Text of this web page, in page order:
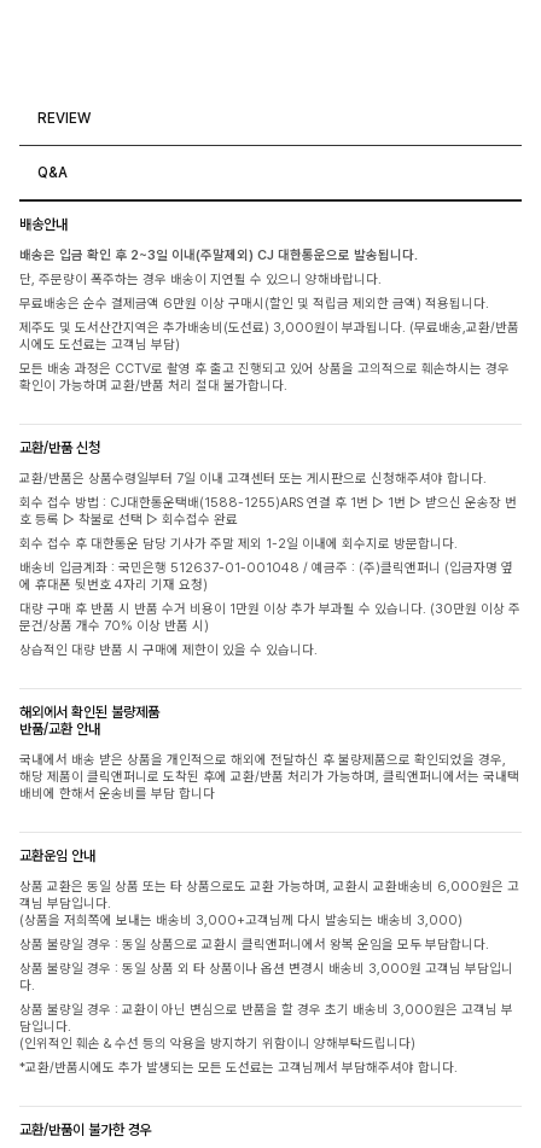
REVIEW
Q&A
배송안내
배송은 입금 확인 후 2~3일 이내(주말제외) CJ 대한통운으로 발송됩니다.
단, 주문량이 폭주하는 경우 배송이 지연될 수 있으니 양해바랍니다.
무료배송은 순수 결제금액 6만원 이상 구매시(할인 및 적립금 제외한 금액) 적용됩니다.
제주도 및 도서산간지역은 추가배송비(도선료) 3,000원이 부과됩니다. (무료배송,교환/반품
시에도 도선료는 고객님 부담)
모든 배송 과정은 CCTV로 촬영 후 출고 진행되고 있어 상품을 고의적으로 훼손하시는 경우
확인이 가능하며 교환/반품 처리 절대 불가합니다.
교환/반품 신청
교환/반품은 상품수령일부터 7일 이내 고객센터 또는 게시판으로 신청해주셔야 합니다.
회수 접수 방법 : CJ대한통운택배(1588-1255)ARS 연결 후 1번 ▷ 1번 ▷ 받으신 운송장 번
호 등록 ▷ 착불로 선택 ▷ 회수접수 완료
회수 접수 후 대한통운 담당 기사가 주말 제외 1-2일 이내에 회수지로 방문합니다.
배송비 입금계좌 : 국민은행 512637-01-001048 / 예금주 : (주)클릭앤퍼니 (입금자명 옆
에 휴대폰 뒷번호 4자리 기재 요청)
대량 구매 후 반품 시 반품 수거 비용이 1만원 이상 추가 부과될 수 있습니다. (30만원 이상 주
문건/상품 개수 70% 이상 반품 시)
상습적인 대량 반품 시 구매에 제한이 있을 수 있습니다.
해외에서 확인된 불량제품
반품/교환 안내
국내에서 배송 받은 상품을 개인적으로 해외에 전달하신 후 불량제품으로 확인되었을 경우,
해당 제품이 클릭앤퍼니로 도착된 후에 교환/반품 처리가 가능하며, 클릭앤퍼니에서는 국내택
배비에 한해서 운송비를 부담 합니다
교환운임 안내
상품 교환은 동일 상품 또는 타 상품으로도 교환 가능하며, 교환시 교환배송비 6,000원은 고
객님 부담입니다.
(상품을 저희쪽에 보내는 배송비 3,000+고객님께 다시 발송되는 배송비 3,000)
상품 불량일 경우 : 동일 상품으로 교환시 클릭앤퍼니에서 왕복 운임을 모두 부담합니다.
상품 불량일 경우 : 동일 상품 외 타 상품이나 옵션 변경시 배송비 3,000원 고객님 부담입니
다.
상품 불량일 경우 : 교환이 아닌 변심으로 반품을 할 경우 초기 배송비 3,000원은 고객님 부
담입니다.
(인위적인 훼손 & 수선 등의 악용을 방지하기 위함이니 양해부탁드립니다)
*교환/반품시에도 추가 발생되는 모든 도선료는 고객님께서 부담해주셔야 합니다.
교환/반품이 불가한 경우